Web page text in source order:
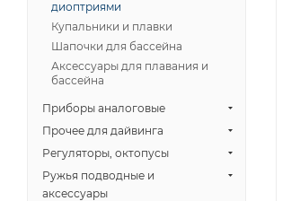
диоптриями
Купальники и плавки
Шапочки для бассейна
Аксессуары для плавания и
бассейна
Приборы аналоговые
Прочее для дайвинга
Регуляторы, октопусы
Ружья подводные и
аксессуары